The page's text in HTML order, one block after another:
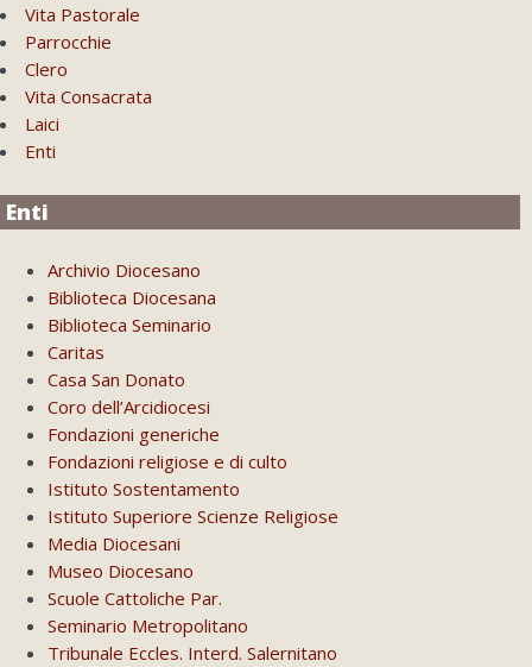
Vita Pastorale
Parrocchie
Clero
Vita Consacrata
Laici
Enti
Enti
Archivio Diocesano
Biblioteca Diocesana
Biblioteca Seminario
Caritas
Casa San Donato
Coro dell’Arcidiocesi
Fondazioni generiche
Fondazioni religiose e di culto
Istituto Sostentamento
Istituto Superiore Scienze Religiose
Media Diocesani
Museo Diocesano
Scuole Cattoliche Par.
Seminario Metropolitano
Tribunale Eccles. Interd. Salernitano